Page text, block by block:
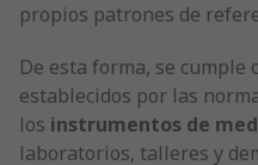
propios patrones de
De esta forma, se
establecidos por las
los instrumentos de
laboratorios, talleres y